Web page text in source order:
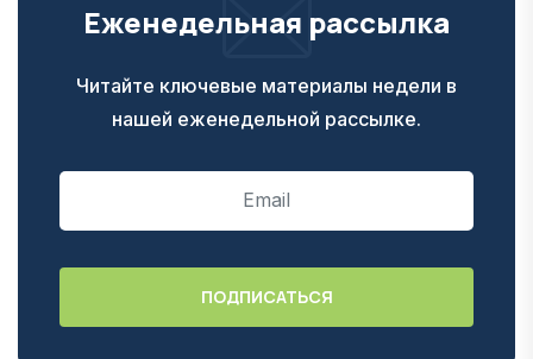
Еженедельная рассылка
Читайте ключевые материалы недели в
нашей еженедельной рассылке.